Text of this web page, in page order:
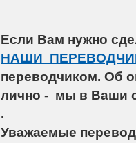
Если Вам нужно
НАШИ
переводчиком. Об
лично - мы в Ваши
.
Уважаемые